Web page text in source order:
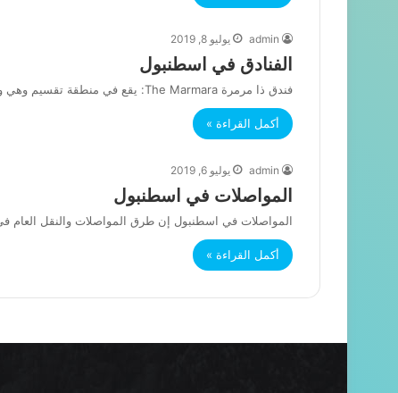
admin يوليو 8, 2019
الفنادق في اسطنبول
فندق ذا مرمرة The Marmara: يقع في منطقة تقسيم وهي واحدة من اهم المناطق السياحية في اسطنبول.يتميز الفندق باحتوائه على…
أكمل القراءة »
admin يوليو 6, 2019
المواصلات في اسطنبول
المواصلات في اسطنبول إن طرق المواصلات والنقل العام
أكمل القراءة »